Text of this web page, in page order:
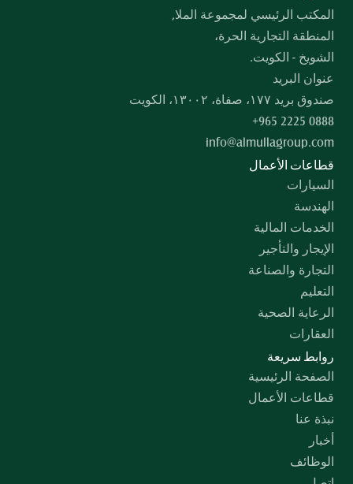
المكتب الرئيسي لمجموعة الملا,
المنطقة التجارية الحرة،
الشويخ - الكويت.
عنوان البريد
صندوق بريد ۱۷۷، صفاة، ۱۳۰۰۲، الكويت
+965 2225 0888
info@almullagroup.com
قطاعات الأعمال
السيارات
الهندسة
الخدمات المالية
الإيجار والتأجير
التجارة والصناعة
التعليم
الرعاية الصحية
العقارات
روابط سريعة
الصفحة الرئيسية
قطاعات الأعمال
نبذة عنا
أخبار
الوظائف